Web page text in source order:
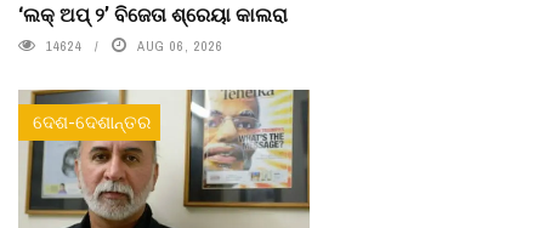
‘ଲକ୍ ଅପ୍ ୨’ ବିଜେତା ଶ୍ରେୟା କାଲରା
14624 AUG 06, 2026
ଦେଶ-ଦେଶାନ୍ତର